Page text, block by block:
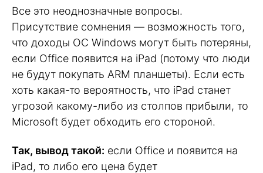
Все это неоднозначные вопросы.
Присутствие сомнения — возможность того,
что доходы ОС Windows могут быть потеряны,
если Office появится на iPad (потому что люди
не будут покупать ARM планшеты). Если есть
хоть какая-то вероятность, что iPad станет
угрозой какому-либо из столпов прибыли, то
Microsoft будет обходить его стороной.
Так, вывод такой: если Office и появится на
iPad, то либо его цена будет